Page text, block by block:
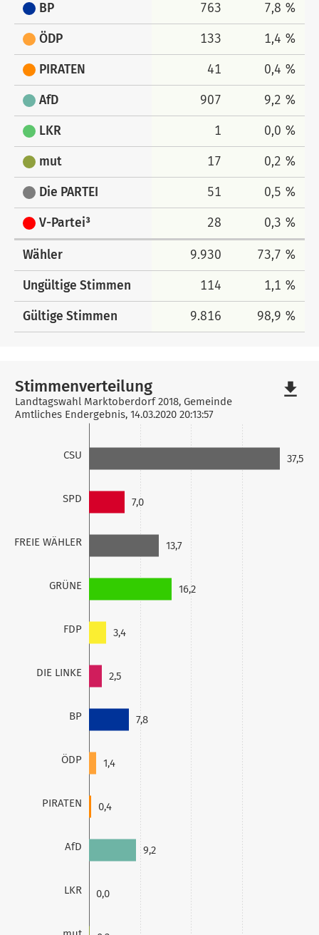
BP 763 7,8 %
ÖDP 133 1,4 %
PIRATEN 41 0,4 %
AfD 907 9,2 %
LKR 1 0,0 %
mut 17 0,2 %
Die PARTEI 51 0,5 %
V-Partei³ 28 0,3 %
Wähler 9.930 73,7 %
Ungültige Stimmen 114 1,1 %
Gültige Stimmen 9.816 98,9 %
CSU
SPD
FREIE WÄHLER
GRÜNE
FDP
DIE LINKE
BP
ÖDP
PIRATEN
AfD
LKR
37,5
7,0
13,7
16,2
3,4
2,5
7,8
1,4
0,4
9,2
0,0
Stimmenverteilung
Landtagswahl Marktoberdorf 2018, Gemeinde
Amtliches Endergebnis, 14.03.2020 20:13:57
file_download